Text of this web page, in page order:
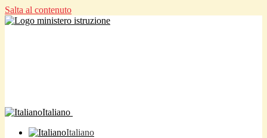
Salta al contenuto
Italiano
Italiano